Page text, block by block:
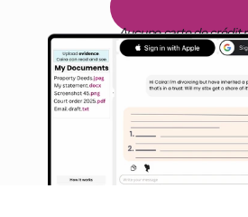
E
Aucune carte de crédit